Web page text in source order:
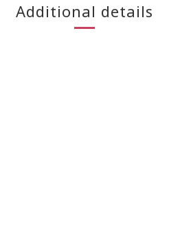
Additional details